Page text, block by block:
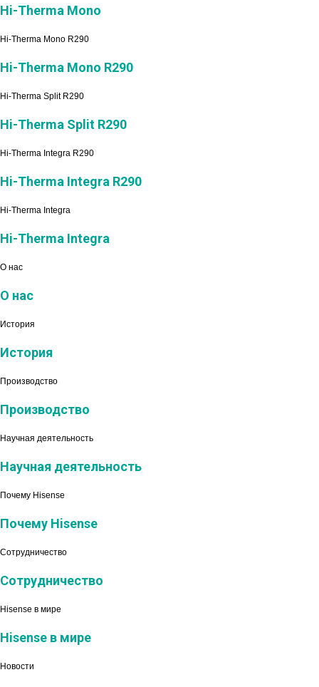
Hi-Therma Mono
Hi-Therma Mono R290
Hi-Therma Mono R290
Hi-Therma Split R290
Hi-Therma Split R290
Hi-Therma Integra R290
Hi-Therma Integra R290
Hi-Therma Integra
Hi-Therma Integra
О нас
О нас
История
История
Производство
Производство
Научная деятельность
Научная деятельность
Почему Hisense
Почему Hisense
Сотрудничество
Сотрудничество
Hisense в мире
Hisense в мире
Новости